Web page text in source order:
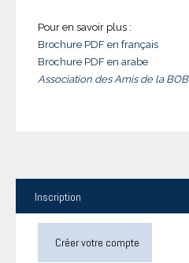
Pour en savoir plus :
Brochure PDF en français
Brochure PDF en arabe
Association des Amis de la BOB
Inscription
Créer votre compte